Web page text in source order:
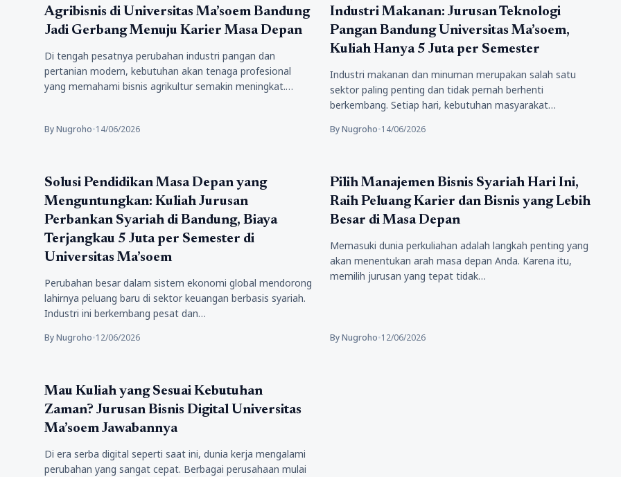
Agribisnis di Universitas Ma’soem Bandung
Jadi Gerbang Menuju Karier Masa Depan
Di tengah pesatnya perubahan industri pangan dan
pertanian modern, kebutuhan akan tenaga profesional
yang memahami bisnis agrikultur semakin meningkat.
By Nugroho•14/06/2026
Industri Makanan: Jurusan Teknologi
Pangan Bandung Universitas Ma’soem,
Kuliah Hanya 5 Juta per Semester
Industri makanan dan minuman merupakan salah satu
sektor paling penting dan tidak pernah berhenti
berkembang. Setiap hari, kebutuhan masyarakat
By Nugroho•14/06/2026
Pendidikan
Solusi Pendidikan Masa Depan yang
Menguntungkan: Kuliah Jurusan
Perbankan Syariah di Bandung, Biaya
Terjangkau 5 Juta per Semester di
Universitas Ma’soem
Perubahan besar dalam sistem ekonomi global mendorong
lahirnya peluang baru di sektor keuangan berbasis syariah.
Industri ini berkembang pesat dan…
By Nugroho•12/06/2026
Pendidikan
Pilih Manajemen Bisnis Syariah Hari Ini,
Raih Peluang Karier dan Bisnis yang Lebih
Besar di Masa Depan
Memasuki dunia perkuliahan adalah langkah penting yang
akan menentukan arah masa depan Anda. Karena itu,
memilih jurusan yang tepat tidak…
By Nugroho•12/06/2026
Pendidikan
Mau Kuliah yang Sesuai Kebutuhan
Zaman? Jurusan Bisnis Digital Universitas
Ma’soem Jawabannya
Di era serba digital seperti saat ini, dunia kerja mengalami
perubahan yang sangat cepat. Berbagai perusahaan mulai